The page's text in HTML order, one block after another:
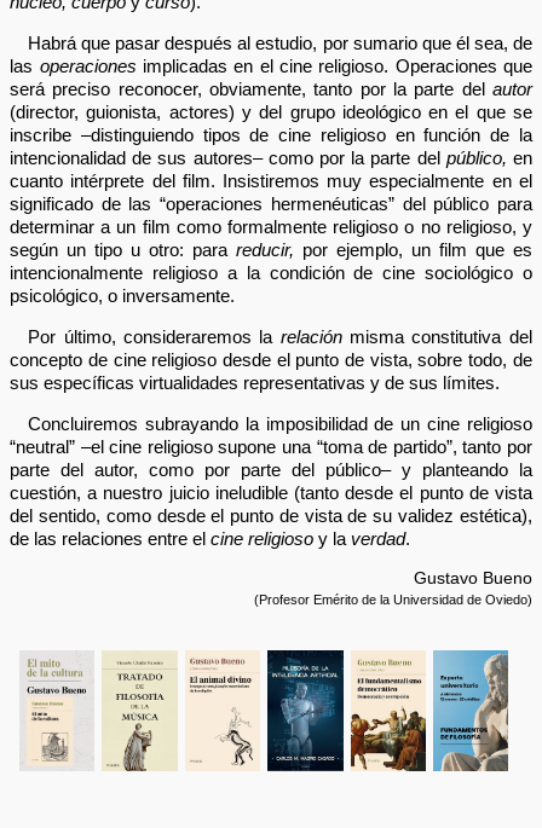
Habrá que pasar después al estudio, por sumario que él sea, de
las operaciones implicadas en el cine religioso. Operaciones que
será preciso reconocer, obviamente, tanto por la parte del autor
(director, guionista, actores) y del grupo ideológico en el que se
inscribe –distinguiendo tipos de cine religioso en función de la
intencionalidad de sus autores– como por la parte del público, en
cuanto intérprete del film. Insistiremos muy especialmente en el
significado de las “operaciones hermenéuticas” del público para
determinar a un film como formalmente religioso o no religioso, y
según un tipo u otro: para reducir, por ejemplo, un film que es
intencionalmente religioso a la condición de cine sociológico o
psicológico, o inversamente.
Por último, consideraremos la relaciónmisma constitutiva del
concepto de cine religioso desde el punto de vista, sobre todo, de
sus específicas virtualidades representativas y de sus límites.
Concluiremos subrayando la imposibilidad de un cine religioso
“neutral” –el cine religioso supone una “toma de partido”, tanto por
parte del autor, como por parte del público– y planteando la
cuestión, a nuestro juicio ineludible (tanto desde el punto de vista
del sentido, como desde el punto de vista de su validez estética),
de las relaciones entre elcine religioso y la verdad.
Gustavo Bueno
(Profesor Emérito de la Universidad de Oviedo)